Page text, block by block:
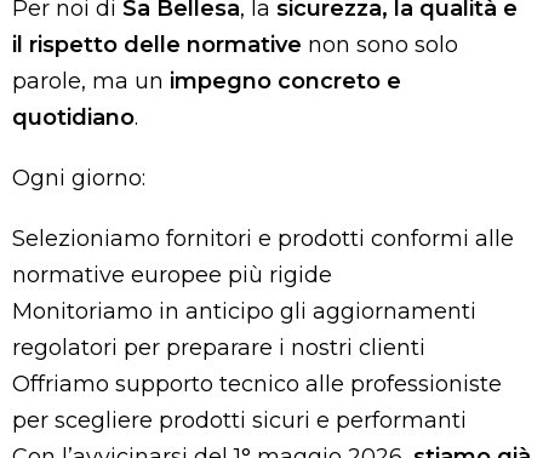
Per noi di Sa Bellesa, la sicurezza, la qualità e
il rispetto delle normative non sono solo
parole, ma un impegno concreto e
quotidiano.
Ogni giorno:
Selezioniamo fornitori e prodotti conformi alle
normative europee più rigide
Monitoriamo in anticipo gli aggiornamenti
regolatori per preparare i nostri clienti
Offriamo supporto tecnico alle professioniste
per scegliere prodotti sicuri e performanti